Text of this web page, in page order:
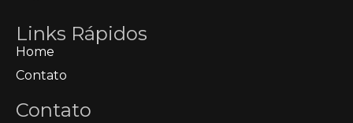
Links Rápidos
Home
Contato
Contato